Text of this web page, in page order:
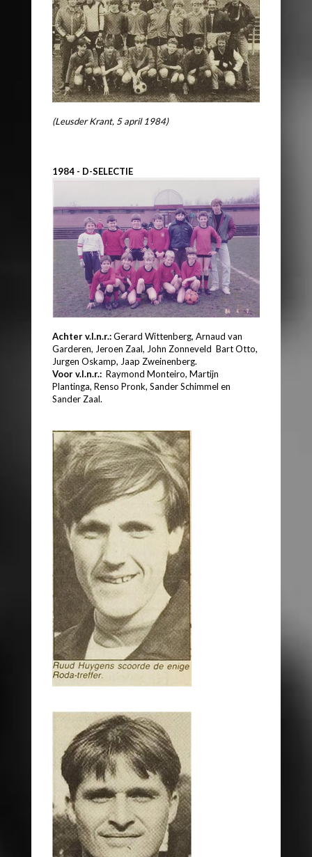
(Leusder Krant, 5 april 1984)
1984 - D-SELECTIE
Achter v.l.n.r.:Gerard Wittenberg, Arnaud van
Garderen, Jeroen Zaal, John Zonneveld Bart Otto,
Jurgen Oskamp, Jaap Zweinenberg.
Voor v.l.n.r.: Raymond Monteiro, Martijn
Plantinga, Renso Pronk, Sander Schimmel en
Sander Zaal.